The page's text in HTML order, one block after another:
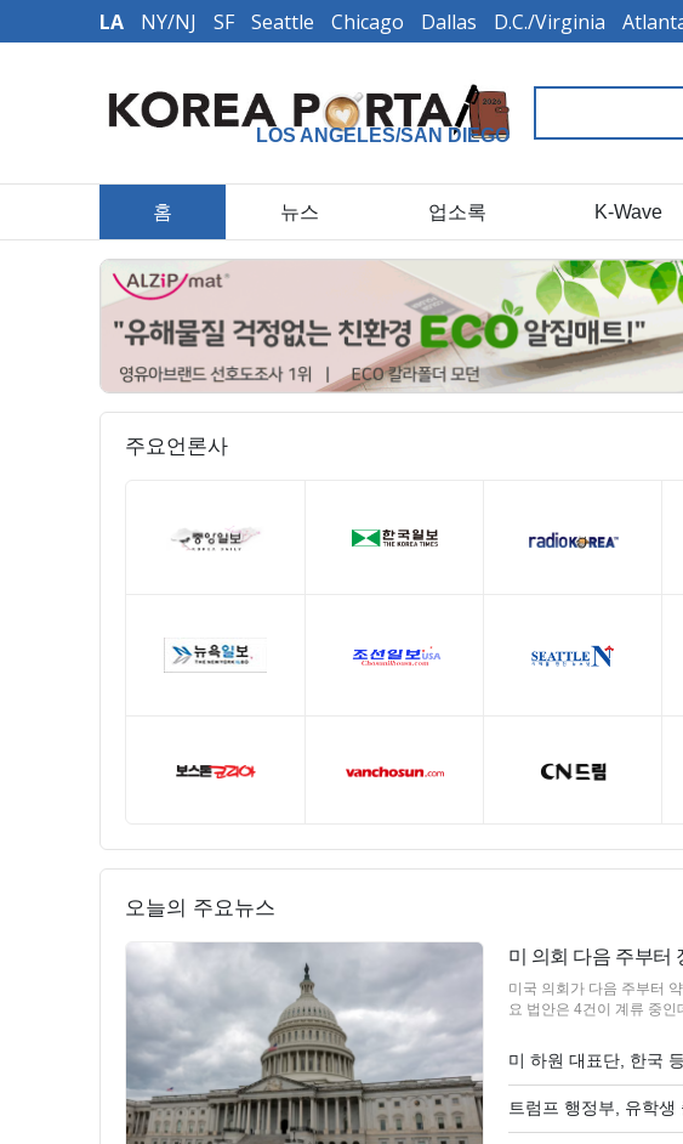
LA NY/NJ SF Seattle Chicago Dallas D.C./Virginia
LOS ANGELES/SAN DIEGO
홈 뉴스 업소록 K-Wave
주요언론사
오늘의 주요뉴스
미 의회 다음 주부
미국 의회가 다음 주부터
요 법안은 4건이 계류 중
미 하원 대표단, 한국